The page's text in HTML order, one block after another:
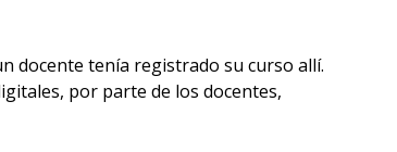
docente tenía registrado su curso allí.
por parte de los docentes,